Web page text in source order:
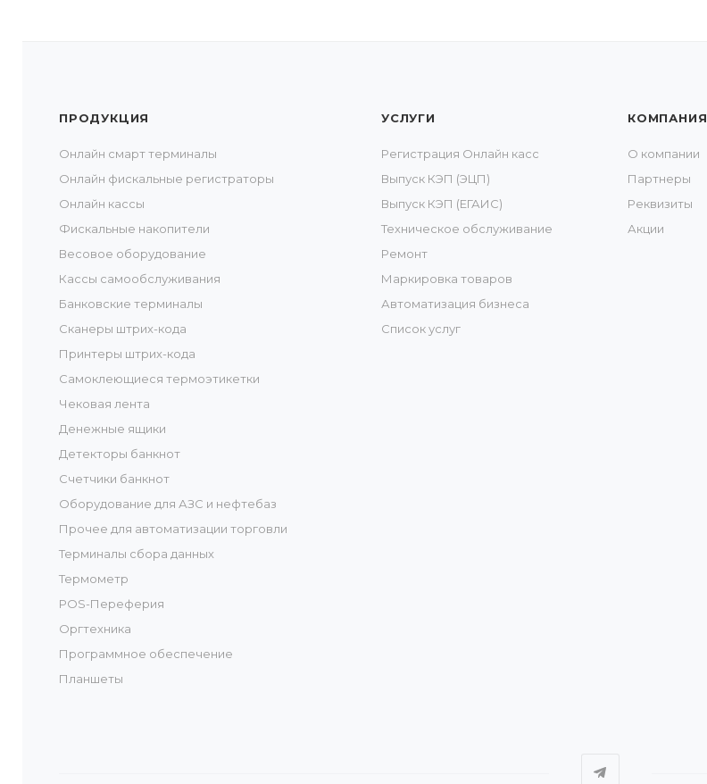
ПРОДУКЦИЯ
Онлайн смарт терминалы
Онлайн фискальные регистраторы
Онлайн кассы
Фискальные накопители
Весовое оборудование
Кассы самообслуживания
Банковские терминалы
Сканеры штрих-кода
Принтеры штрих-кода
Самоклеющиеся термоэтикетки
Чековая лента
Денежные ящики
Детекторы банкнот
Счетчики банкнот
Оборудование для АЗС и нефтебаз
Прочее для автоматизации торговли
Терминалы сбора данных
Термометр
POS-Переферия
Оргтехника
Программное обеспечение
Планшеты
УСЛУГИ
Регистрация Онлайн касс
Выпуск КЭП (ЭЦП)
Выпуск КЭП (ЕГАИС)
Техническое обслуживание
Ремонт
Маркировка товаров
Автоматизация бизнеса
Список услуг
КОМПАНИЯ
О компании
Партнеры
Реквизиты
Акции